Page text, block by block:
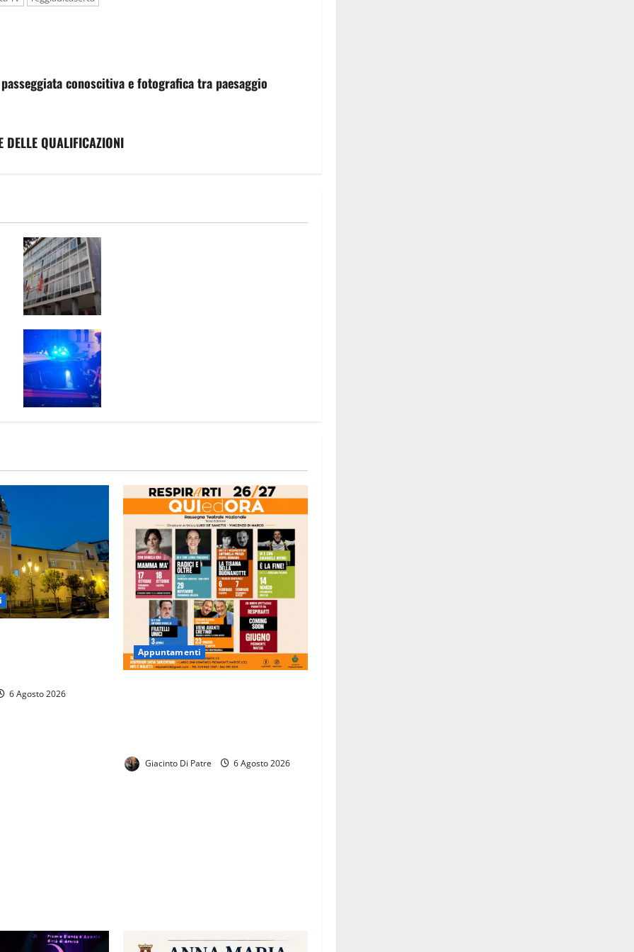
conoscitiva e fotografica tra paesaggio
DELLE QUALIFICAZIONI
6 Agosto 2026
Appuntamenti
Giacinto Di Patre 6 Agosto 2026